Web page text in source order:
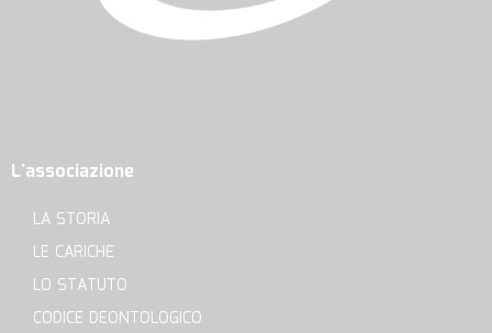
L'associazione
LA STORIA
LE CARICHE
LO STATUTO
CODICE DEONTOLOGICO